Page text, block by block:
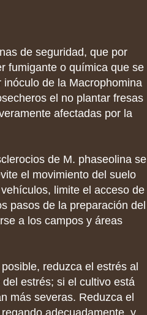
de seguridad, que por
fumigante o química que se
de la Macrophomina
el no plantar fresas
afectadas por la
de M. phaseolina se
el movimiento del suelo
limite el acceso de
pasos de la preparación del
a los campos y áreas
reduzca el estrés al
estrés; si el cultivo está
más severas. Reduzca el
adecuadamente, y